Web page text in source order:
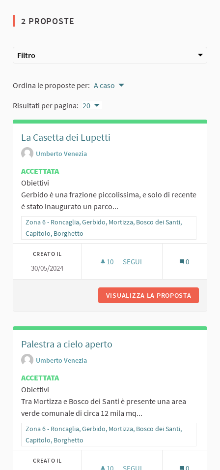
2 PROPOSTE
Filtro
Ordina le proposte per: A caso
Risultati per pagina: 20
La Casetta dei Lupetti
Umberto Venezia
ACCETTATA
Obiettivi
Gerbido è una frazione piccolissima, e solo di recente
è stato inaugurato un parco...
Filtra i risultati per categoria: Zona 6 - Roncaglia, Gerbido,
Zona 6 - Roncaglia, Gerbido, Mortizza, Bosco dei Santi,
Capitolo, Borghetto
CREATO IL
30/05/2024
10 10 SOSTENITORI
SEGUI 0
VISUALIZZA LA PROPOSTA
Palestra a cielo aperto
Umberto Venezia
ACCETTATA
Obiettivi
Tra Mortizza e Bosco dei Santi è presente una area
verde comunale di circa 12 mila mq...
Filtra i risultati per categoria: Zona 6 - Roncaglia, Gerbido,
Zona 6 - Roncaglia, Gerbido, Mortizza, Bosco dei Santi,
Capitolo, Borghetto
CREATO IL
10 10 SOSTENITORI
SEGUI 0